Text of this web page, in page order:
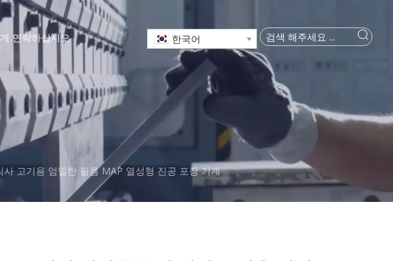
연락하십시오 한국어
고기용 엄밀한 필름 MAP 열성형 진공 포장 기계